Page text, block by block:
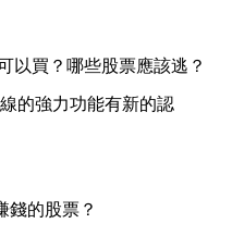
以買？哪些股票應該逃？
的強力功能有新的認
錢的股票？